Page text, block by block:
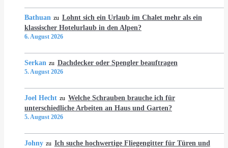
Bathuan zu Lohnt sich ein Urlaub im Chalet mehr als ein
klassischer Hotelurlaub in den Alpen?
6. August 2026
Serkan zu Dachdecker oder Spengler beauftragen
5. August 2026
Joel Hecht zu Welche Schrauben brauche ich für
unterschiedliche Arbeiten an Haus und Garten?
5. August 2026
Johny zu Ich suche hochwertige Fliegengitter für Türen und